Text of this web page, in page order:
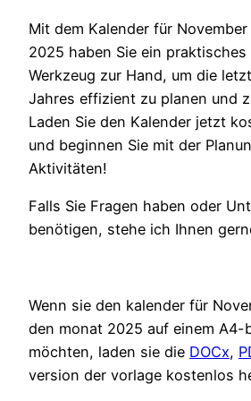
Mit dem Kalender für
2025 haben Sie ein
Werkzeug zur Hand, um die
Jahres effizient zu planen und
Laden Sie den Kalender jetzt
und beginnen Sie mit der
Aktivitäten!
Falls Sie Fragen haben oder
benötigen, stehe ich Ihnen
Wenn sie den kalender für
den monat 2025 auf einem A4-
möchten, laden sie die DOCx,
version der vorlage kostenlos